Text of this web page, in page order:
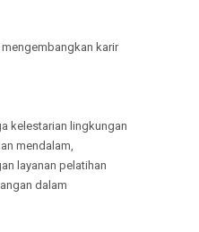
karir
kelestarian lingkungan
mendalam,
layanan pelatihan
dalam